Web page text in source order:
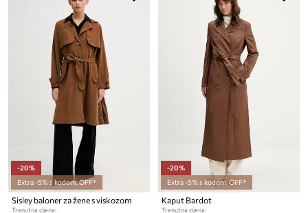
-20%
Extra -5% s kodom: OFF*
Sisley baloner za žene s viskozom
Trenutna cijena:
-20%
Extra -5% s kodom: OFF*
Kaput Bardot
Trenutna cijena: